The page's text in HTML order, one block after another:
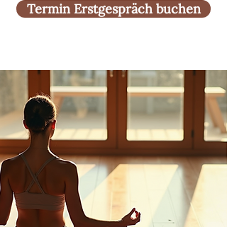
Termin Erstgespräch buchen